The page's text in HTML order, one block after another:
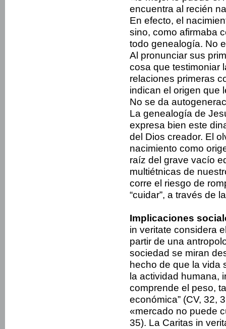
encuentra al recién
En efecto, el
sino, como afirmaba
todo genealogía. No
Al pronunciar sus
cosa que testimoniar
relaciones primeras
indican el origen que
No se da
La genealogía de
expresa bien este
del Dios creador. El
nacimiento como
raíz del grave vacío
multiétnicas de
corre el riesgo de
“cuidar”, a través de
Implicaciones
in veritate considera
partir de una
sociedad se miran
hecho de que la vida
la actividad humana,
comprende el peso,
económica” (CV, 32,
«mercado no puede
35). La Caritas in